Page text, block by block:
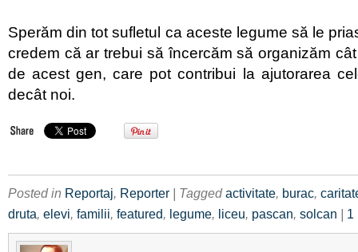
Sperăm din tot sufletul ca aceste legume să le
credem că ar trebui să încercăm să organizăm
de acest gen, care pot contribui la ajutorarea
decât noi.
Posted in Reportaj, Reporter | Taggedactivitate, burac,
druta, elevi, familii, featured, legume, liceu, pascan, solcan | 1